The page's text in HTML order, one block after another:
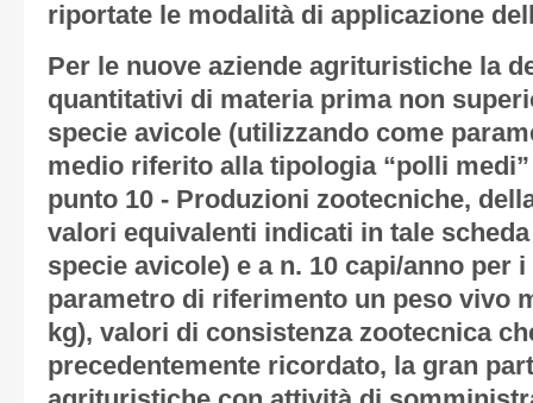
riportate le modalità di applicazione
Per le nuove aziende agrituristiche la
quantitativi di materia prima non
specie avicole (utilizzando come
medio riferito alla tipologia “polli
punto 10 - Produzioni zootecniche,
valori equivalenti indicati in tale
specie avicole) e a n. 10 capi/anno per
parametro di riferimento un peso vivo
kg), valori di consistenza zootecnica
precedentemente ricordato, la gran